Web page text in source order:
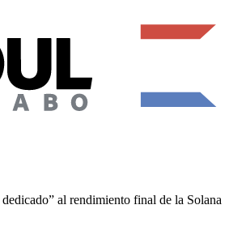
al rendimiento final de la Solana